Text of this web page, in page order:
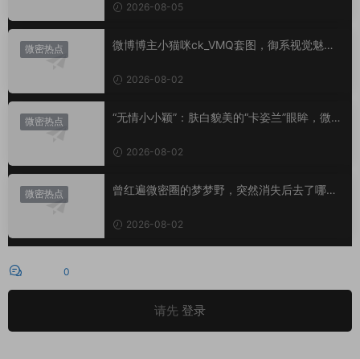
2026-08-05
微密热点
微博博主小猫咪ck_VMQ套图，御系视觉魅力
2026-08-02
微密热点
“无情小小颖”：肤白貌美的“卡姿兰”眼眸，微密
2026-08-02
微密热点
曾红遍微密圈的梦梦野，突然消失后去了哪
2026-08-02
0
请先 登录